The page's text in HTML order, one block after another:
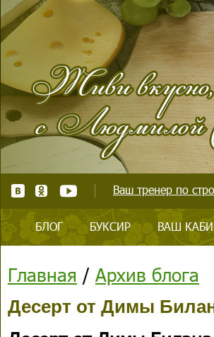
Ваш тренер по
БЛОГ БУКСИР ВАШ
Главная / Архив блога
Десерт от Димы